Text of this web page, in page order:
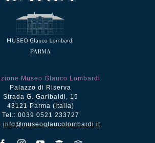
Museo Glauco Lombardi
Palazzo di Riserva
Strada G. Garibaldi, 15
43121 Parma (Italia)
Tel.: 0039 0521 233727
info@museoglaucolombardi.it